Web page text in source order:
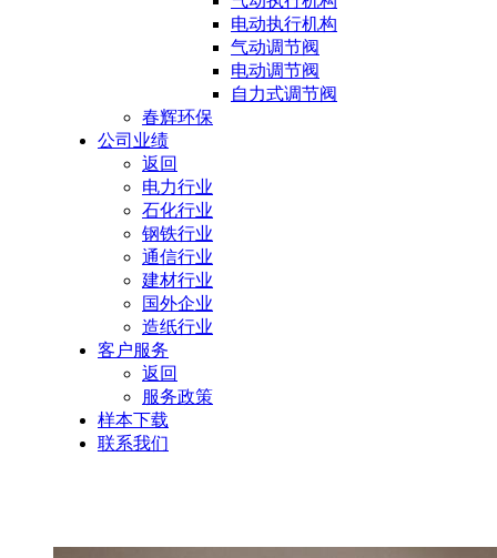
电动执行机构
气动调节阀
电动调节阀
自力式调节阀
春辉环保
公司业绩
返回
电力行业
石化行业
钢铁行业
通信行业
建材行业
国外企业
造纸行业
客户服务
返回
服务政策
样本下载
联系我们